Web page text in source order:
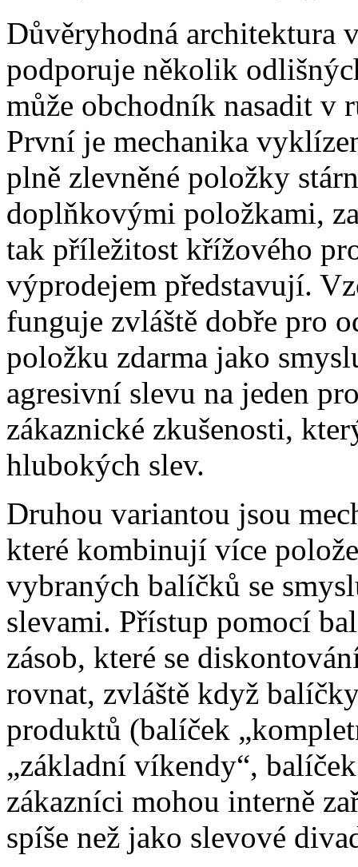
Důvěryhodná architektura
podporuje několik
může obchodník nasadit v
První je mechanika
plně zlevněné položky
doplňkovými položkami,
tak příležitost křížového
výprodejem představují.
funguje zvláště dobře pro
položku zdarma jako
agresivní slevu na jeden
zákaznické zkušenosti,
hlubokých slev.
Druhou variantou jsou
které kombinují více
vybraných balíčků se
slevami. Přístup pomocí
zásob, které se
rovnat, zvláště když
produktů (balíček
„základní víkendy“,
zákazníci mohou interně
spíše než jako slevové